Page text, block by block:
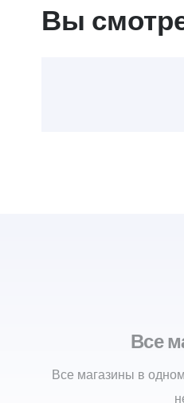
Вы
Все
Все магазины в